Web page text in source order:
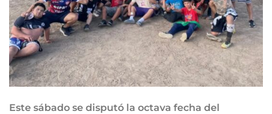
Este sábado se disputó la octava fecha del